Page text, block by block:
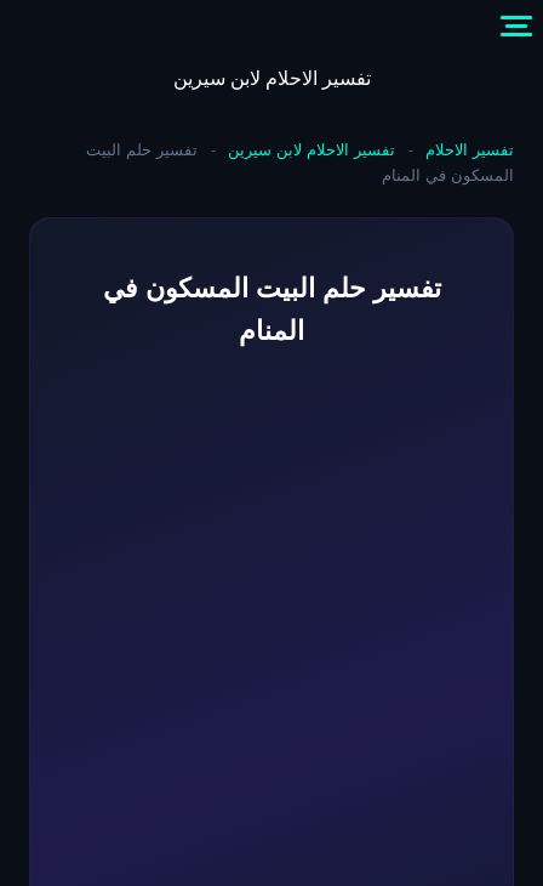
content
تفسير الاحلام لابن سيرين
تفسير الاحلام - تفسير الاحلام لابن سيرين -
تفسير حلم البيت
المسكون في المنام
تفسير حلم البيت المسكون في
المنام